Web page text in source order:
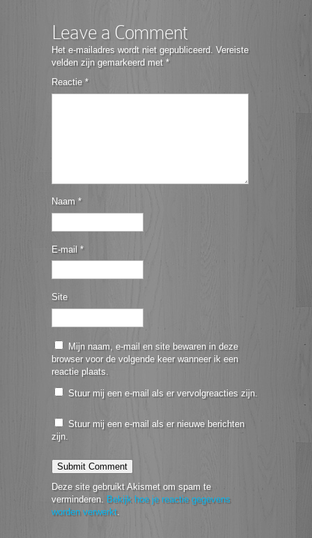
Leave a Comment
Het e-mailadres wordt niet gepubliceerd. Vereiste
velden zijn gemarkeerd met *
Reactie *
Naam *
E-mail *
Site
Mijn naam, e-mail en site bewaren in deze
browser voor de volgende keer wanneer ik een
reactie plaats.
Stuur mij een e-mail als er vervolgreacties zijn.
Stuur mij een e-mail als er nieuwe berichten
zijn.
Deze site gebruikt Akismet om spam te
verminderen. Bekijk hoe je reactie gegevens
worden verwerkt.